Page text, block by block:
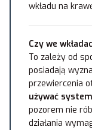
wkładu na
Czy we
To zależy od
posiadają
przewiercenia
używać
pozorem nie
działania